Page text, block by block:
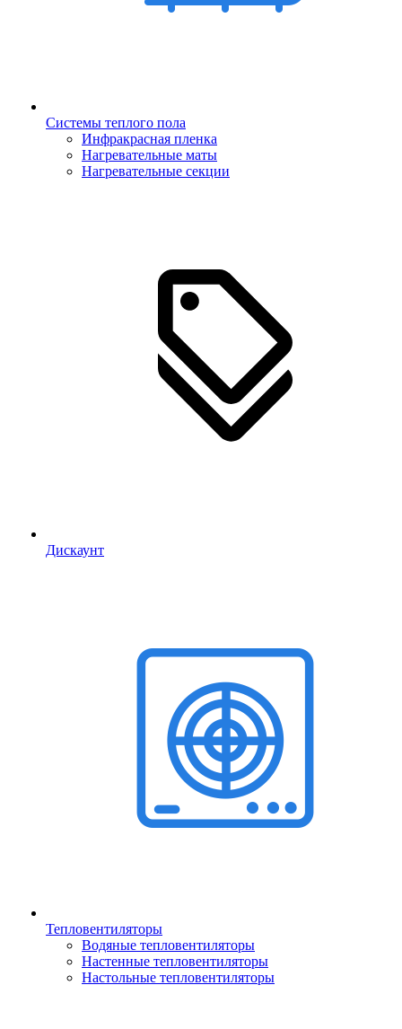
Системы теплого пола
Инфракрасная пленка
Нагревательные маты
Нагревательные секции
Дискаунт
Тепловентиляторы
Водяные тепловентиляторы
Настенные тепловентиляторы
Настольные тепловентиляторы